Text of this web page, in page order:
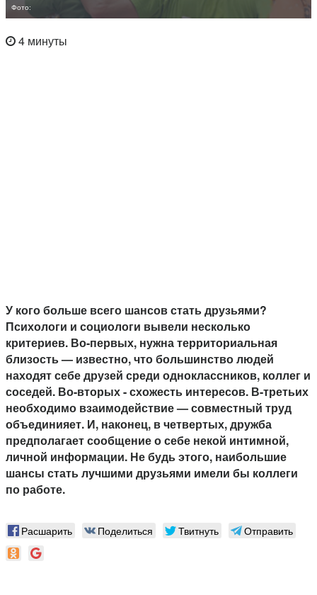
Фото:
4 минуты
У кого больше всего шансов стать друзьями?
Психологи и социологи вывели несколько
критериев. Во-первых, нужна территориальная
близость — известно, что большинство людей
находят себе друзей среди одноклассников, коллег и
соседей. Во-вторых - схожесть интересов. В-третьих
необходимо взаимодействие — совместный труд
объединияет. И, наконец, в четвертых, дружба
предполагает сообщение о себе некой интимной,
личной информации. Не будь этого, наибольшие
шансы стать лучшими друзьями имели бы коллеги
по работе.
Расшарить Поделиться Твитнуть Отправить